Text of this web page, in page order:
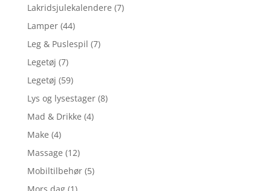
Lakridsjulekalendere (7)
Lamper (44)
Leg & Puslespil (7)
Legetøj (7)
Legetøj (59)
Lys og lysestager (8)
Mad & Drikke (4)
Make (4)
Massage (12)
Mobiltilbehør (5)